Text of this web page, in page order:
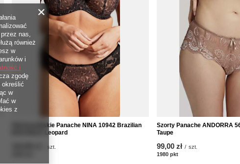
Figi brazylijskie Panache NINA 10942 Brazilian
Brief Black Leopard
szt.
Szorty Panache ANDORRA
Taupe
99,00 zł / szt.
1980 pkt
nas,
również
w
i
i
zgodę
określić
w
w
z